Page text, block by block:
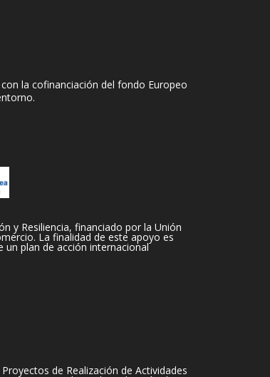
la cofinanciación del fondo Europeo
y Resiliencia, financiado por la Unión
La finalidad de este apoyo es
plan de acción internacional
de Realización de Actividades